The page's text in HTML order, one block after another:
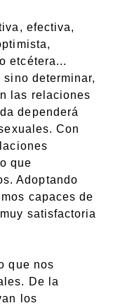
efectiva,
etcétera...
determinar,
las relaciones
dependerá
Con
que
Adoptando
capaces de
satisfactoria
que nos
De la
los